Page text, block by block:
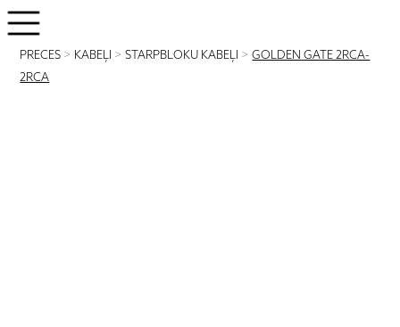
PRECES > KABEĻI >STARPBLOKU KABEĻI >GOLDEN GATE 2RCA-
2RCA